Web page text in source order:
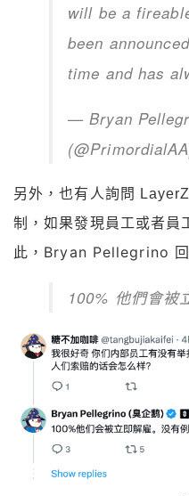
will be a
been
time and has
— Bryan
另外，也有人詢問
制，如果發現員工或者員
此， Bryan Pellegrino 回
100% 他們會被